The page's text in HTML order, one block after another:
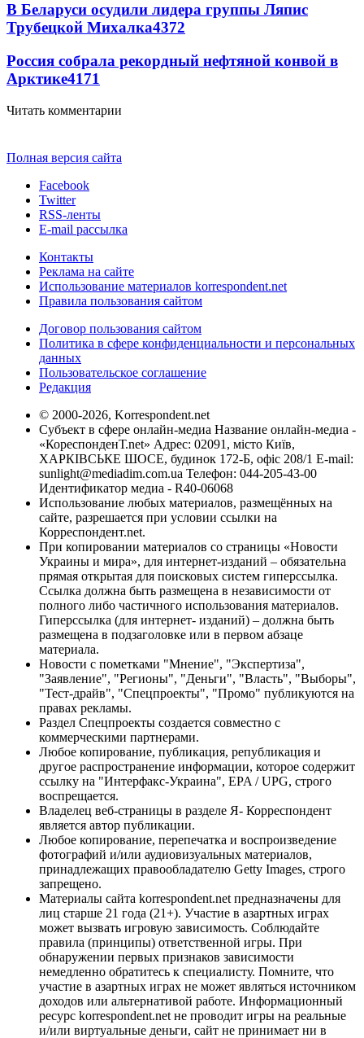
В Беларуси осудили лидера группы Ляпис
Трубецкой Михалка4372
Россия собрала рекордный нефтяной конвой в
Арктике4171
Читать комментарии
Полная версия сайта
Facebook
Twitter
RSS-ленты
E-mail рассылка
Контакты
Реклама на сайте
Использование материалов korrespondent.net
Правила пользования сайтом
Договор пользования сайтом
Политика в сфере конфиденциальности и персональных
данных
Пользовательское соглашение
Редакция
© 2000-2026, Korrespondent.net
Субъект в сфере онлайн-медиа Название онлайн-медиа -
«КореспонденТ.net» Адрес: 02091, місто Київ,
ХАРКІВСЬКЕ ШОСЕ, будинок 172-Б, офіс 208/1 E-mail:
sunlight@mediadim.com.ua Телефон: 044-205-43-00
Идентификатор медиа - R40-06068
Использование любых материалов, размещённых на
сайте, разрешается при условии ссылки на
Корреспондент.net.
При копировании материалов со страницы «Новости
Украины и мира», для интернет-изданий – обязательна
прямая открытая для поисковых систем гиперссылка.
Ссылка должна быть размещена в независимости от
полного либо частичного использования материалов.
Гиперссылка (для интернет- изданий) – должна быть
размещена в подзаголовке или в первом абзаце
материала.
Новости с пометками "Мнение", "Экспертиза",
"Заявление", "Регионы", "Деньги", "Власть", "Выборы",
"Тест-драйв", "Спецпроекты", "Промо" публикуются на
правах рекламы.
Раздел Спецпроекты создается совместно с
коммерческими партнерами.
Любое копирование, публикация, републикация и
другое распространение информации, которое содержит
ссылку на "Интерфакс-Украина", EPA / UPG, строго
воспрещается.
Владелец веб-страницы в разделе Я- Корреспондент
является автор публикации.
Любое копирование, перепечатка и воспроизведение
фотографий и/или аудиовизуальных материалов,
принадлежащих правообладателю Getty Images, строго
запрещено.
Материалы сайта korrespondent.net предназначены для
лиц старше 21 года (21+). Участие в азартных играх
может вызвать игровую зависимость. Соблюдайте
правила (принципы) ответственной игры. При
обнаружении первых признаков зависимости
немедленно обратитесь к специалисту. Помните, что
участие в азартных играх не может являться источником
доходов или альтернативой работе. Информационный
ресурс korrespondent.net не проводит игры на реальные
и/или виртуальные деньги, сайт не принимает ни в